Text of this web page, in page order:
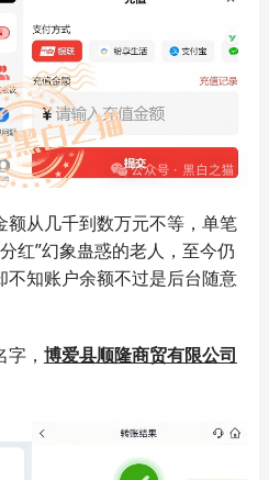
从几千到数万元不等，单笔
红”幻象蛊惑的老人，至今仍
知账户余额不过是后台随意
， 博爱县顺隆商贸有限公司